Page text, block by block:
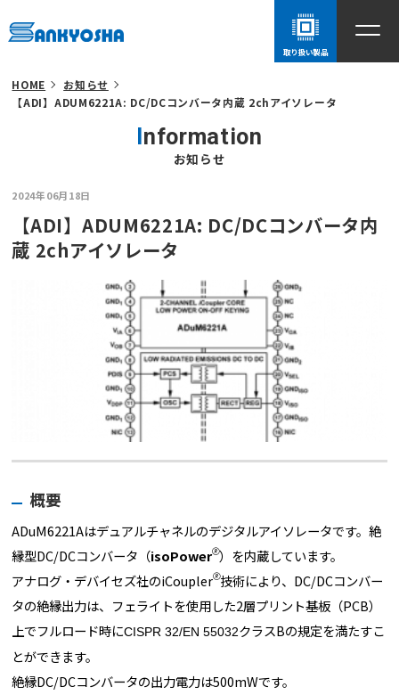
取り扱い製品
HOME
お知らせ
【ADI】ADUM6221A: DC/DCコンバータ内蔵 2chアイソレータ
Information
お知らせ
2024年06月18日
【ADI】ADUM6221A: DC/DCコンバータ内
蔵 2chアイソレータ
概要
ADuM6221Aはデュアルチャネルのデジタルアイソレータです。絶
縁型DC/DCコンバータ（isoPower🄬）を内蔵しています。
アナログ・デバイセズ社のiCoupler🄬技術により、DC/DCコンバー
タの絶縁出力は、フェライトを使用した2層プリント基板（PCB）
上でフルロード時にCISPR 32/EN 55032クラスBの規定を満たすこ
とができます。
絶縁DC/DCコンバータの出力電力は500mWです。